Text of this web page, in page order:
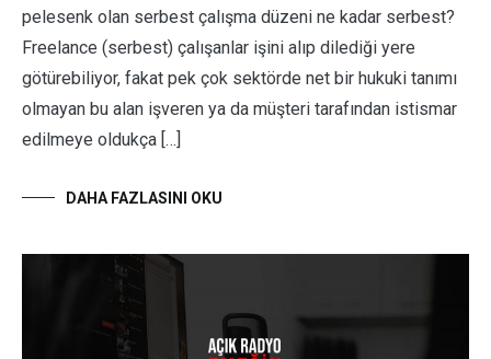
pelesenk olan serbest çalışma düzeni ne kadar serbest?
Freelance (serbest) çalışanlar işini alıp dilediği yere
götürebiliyor, fakat pek çok sektörde net bir hukuki tanımı
olmayan bu alan işveren ya da müşteri tarafından istismar
edilmeye oldukça […]
DAHA FAZLASINI OKU